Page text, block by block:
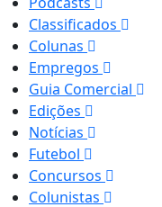
Classificados
Colunas
Empregos
Guia Comercial
Edições
Notícias
Futebol
Concursos
Colunistas